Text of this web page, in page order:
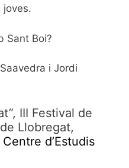
joves.
Sant Boi?
i Jordi
III Festival de
Llobregat,
d’Estudis